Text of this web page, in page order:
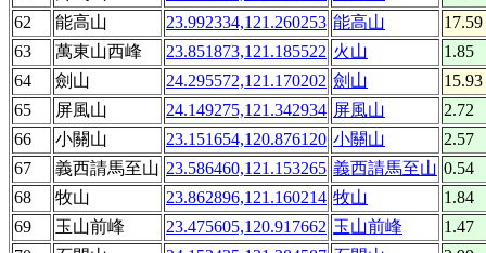
62
能高山 23.992334,121.260253 能高山
17.59
63
萬東山西峰 23.851873,121.185522 火山
1.85
64
劍山 24.295572,121.170202 劍山
15.93
65
屏風山 24.149275,121.342934 屏風山
2.72
66
小關山 23.151654,120.876120 小關山
2.57
67
義西請馬至山 23.586460,121.153265 義西請馬至山 0.54
68
牧山 23.862896,121.160214 牧山
1.84
69
玉山前峰 23.475605,120.917662 玉山前峰
1.47